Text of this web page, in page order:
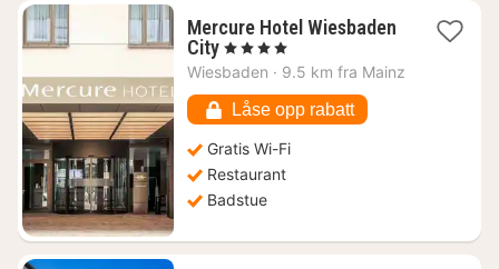
Mercure Hotel Wiesbaden
City1
natt
1018
kr.
, 4 Stjerner
Wiesbaden · 9.5 km fra Mainz
Låse opp rabatt
Gratis Wi-Fi
Restaurant
Badstue